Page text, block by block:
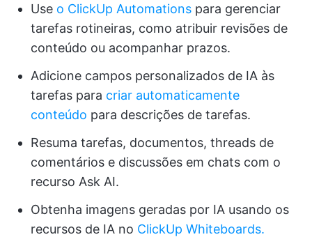
Use o ClickUp Automations para gerenciar
tarefas rotineiras, como atribuir revisões de
conteúdo ou acompanhar prazos.
Adicione campos personalizados de IA às
tarefas para criar automaticamente
conteúdo para descrições de tarefas.
Resuma tarefas, documentos, threads de
comentários e discussões em chats com o
recurso Ask AI.
Obtenha imagens geradas por IA usando os
recursos de IA no ClickUp Whiteboards.